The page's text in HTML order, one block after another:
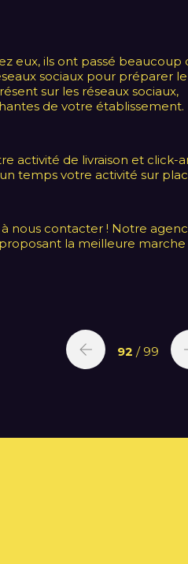
eux, ils ont passé beaucoup
sociaux pour préparer
sur les réseaux sociaux,
de votre établissement.
activité de livraison et click-
temps votre activité sur
nous contacter ! Notre
la meilleure marche
92 / 99